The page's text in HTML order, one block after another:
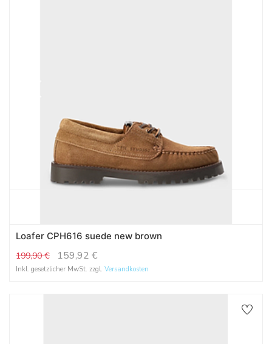
Loafer CPH616 suede new brown
199,90€ 159,92 €
Inkl. gesetzlicher MwSt. zzgl. Versandkosten